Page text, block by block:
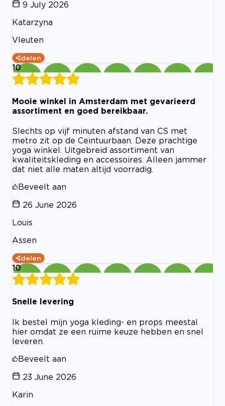
9 July 2026
Katarzyna
Vleuten
delen
10
Mooie winkel in Amsterdam met gevarieerd
assortiment en goed bereikbaar.
Slechts op vijf minuten afstand van CS met
metro zit op de Ceintuurbaan. Deze prachtige
yoga winkel. Uitgebreid assortiment van
kwaliteitskleding en accessoires. Alleen jammer
dat niet alle maten altijd voorradig.
Beveelt aan
26 June 2026
Louis
Assen
delen
10
Snelle levering
Ik bestel mijn yoga kleding- en props meestal
hier omdat ze een ruime keuze hebben en snel
leveren.
Beveelt aan
23 June 2026
Karin